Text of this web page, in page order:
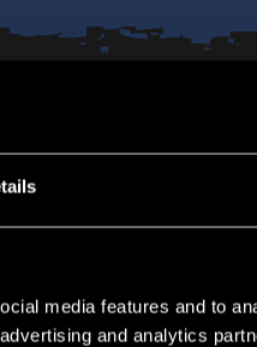
media features and to
and analytics